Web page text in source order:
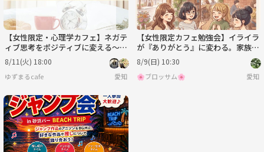
【女性限定・心理学カフェ】ネガテ
ィブ思考をポジティブに変える～自
己肯定感を高める方法
8/11(火) 18:00
ゆずまるcafe 愛知
【女性限定カフェ勉強会】イライラ
が『ありがとう』に変わる。家族の
絆を深めるブッダの聞き方・伝え方
8/9(日) 10:30
🌸ブロッサム🌸 愛知